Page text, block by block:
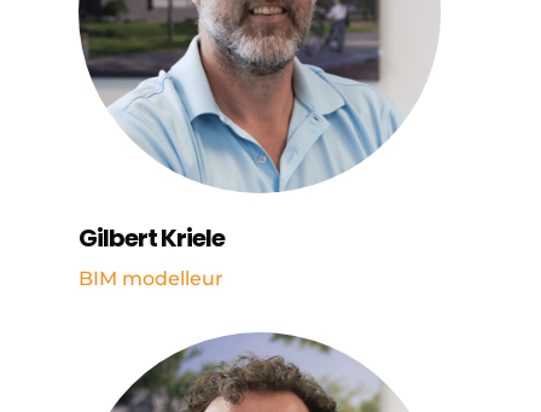
Gilbert Kriele
BIM modelleur